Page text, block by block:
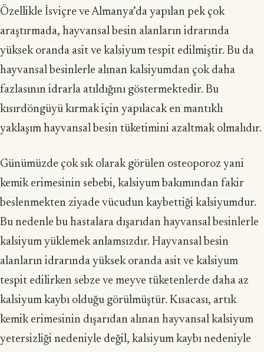
Özellikle İsviçre ve Almanya’da yapılan pek çok
araştırmada, hayvansal besin alanların idrarında
yüksek oranda asit ve kalsiyum tespit edilmiştir. Bu da
hayvansal besinlerle alınan kalsiyumdan çok daha
fazlasının idrarla atıldığını göstermektedir. Bu
kısırdöngüyü kırmak için yapılacak en mantıklı
yaklaşım hayvansal besin tüketimini azaltmak olmalıdır.
Günümüzde çok sık olarak görülen osteoporoz yani
kemik erimesinin sebebi, kalsiyum bakımından fakir
beslenmekten ziyade vücudun kaybettiği kalsiyumdur.
Bu nedenle bu hastalara dışarıdan hayvansal besinlerle
kalsiyum yüklemek anlamsızdır. Hayvansal besin
alanların idrarında yüksek oranda asit ve kalsiyum
tespit edilirken sebze ve meyve tüketenlerde daha az
kalsiyum kaybı olduğu görülmüştür. Kısacası, artık
kemik erimesinin dışarıdan alınan hayvansal kalsiyum
yetersizliği nedeniyle değil, kalsiyum kaybı nedeniyle